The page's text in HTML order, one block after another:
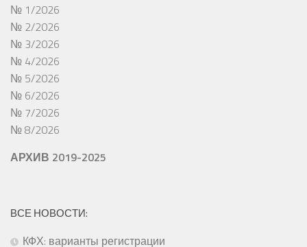
№ 1/2026
№ 2/2026
№ 3/2026
№ 4/2026
№ 5/2026
№ 6/2026
№ 7/2026
№ 8/2026
АРХИВ 2019-2025
ВСЕ НОВОСТИ:
КФХ: варианты регистрации